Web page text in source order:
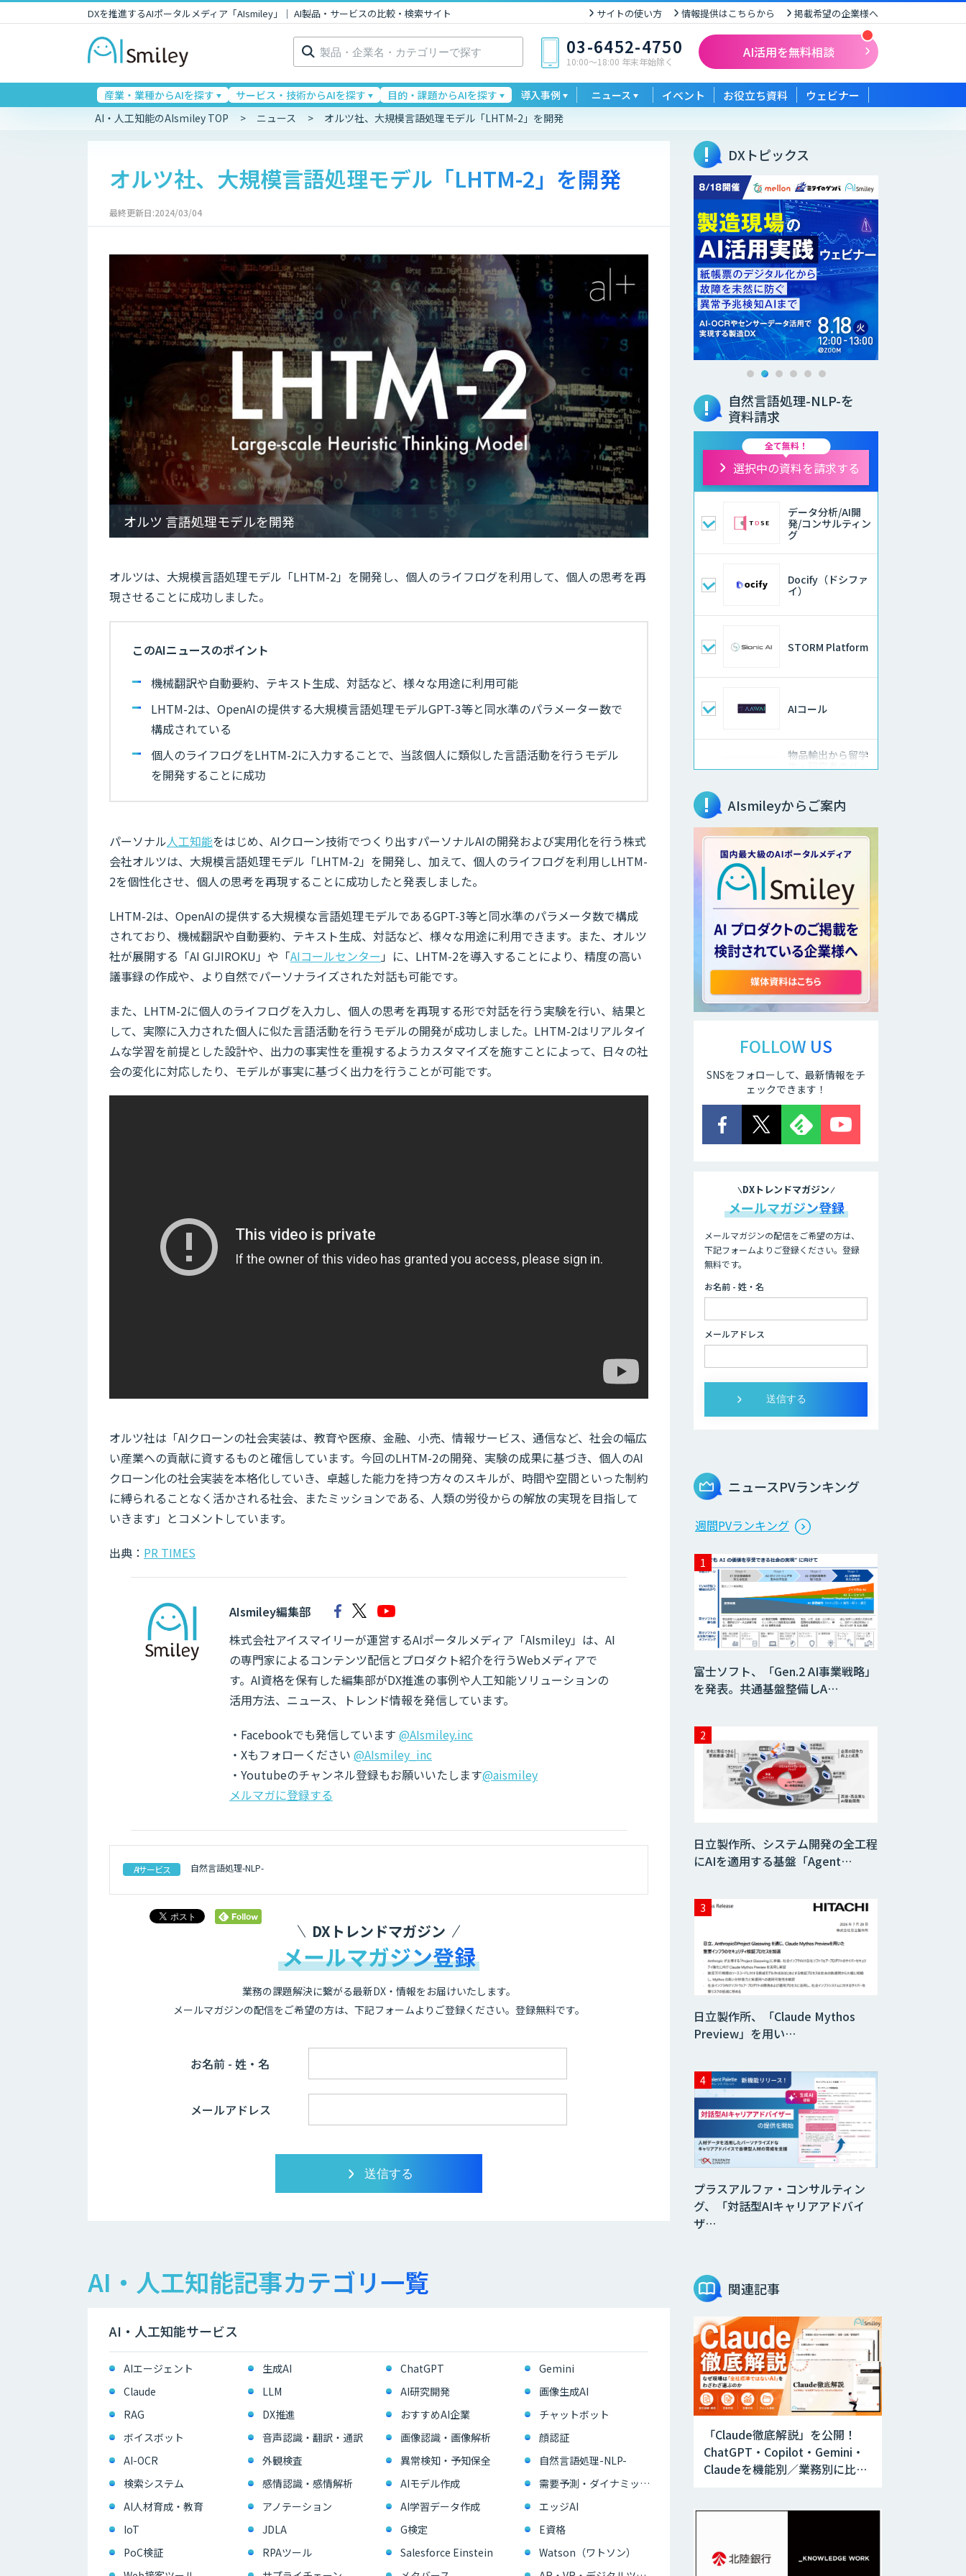
DXを推進するAIポータルメディア「AIsmiley」｜ AI製品・サービスの比較・検索サイト サイトの使い方 情報提供はこちらから 掲載希望の企業様へ
検
索: 03-6452-4750
10:00〜18:00 年末年始除く
AI活用を無料相談
産業・業種からAIを探す サービス・技術からAIを探す 目的・課題からAIを探す 導入事例 ニュース イベント お役立ち資料 ウェビナー
AI・人工知能のAIsmiley TOP ニュース オルツ社、大規模言語処理モデル「LHTM-2」を開発
オルツ社、大規模言語処理モデル「LHTM-2」を開発
最終更新日:2024/03/04
オルツ 言語処理モデルを開発
オルツは、大規模言語処理モデル「LHTM-2」を開発し、個人のライフログを利用して、個人の思考を再
現させることに成功しました。
このAIニュースのポイント
機械翻訳や自動要約、テキスト生成、対話など、様々な用途に利用可能
LHTM-2は、OpenAIの提供する大規模言語処理モデルGPT-3等と同水準のパラメーター数で
構成されている
個人のライフログをLHTM-2に入力することで、当該個人に類似した言語活動を行うモデル
を開発することに成功
パーソナル人工知能をはじめ、AIクローン技術でつくり出すパーソナルAIの開発および実用化を行う株式
会社オルツは、大規模言語処理モデル「LHTM-2」を開発し、加えて、個人のライフログを利用しLHTM-
2を個性化させ、個人の思考を再現することに成功したと発表しました。
LHTM-2は、OpenAIの提供する大規模な言語処理モデルであるGPT-3等と同水準のパラメータ数で構成
されており、機械翻訳や自動要約、テキスト生成、対話など、様々な用途に利用できます。また、オルツ
社が展開する「AI GIJIROKU」や「AIコールセンター」に、LHTM-2を導入することにより、精度の高い
議事録の作成や、より自然でパーソナライズされた対話も可能です。
また、LHTM-2に個人のライフログを入力し、個人の思考を再現する形で対話を行う実験を行い、結果と
して、実際に入力された個人に似た言語活動を行うモデルの開発が成功しました。LHTM-2はリアルタイ
ムな学習を前提とした設計や、出力の事実性を重視するようカスタマイズを施すことによって、日々の社
会の変化に対応したり、モデルが事実に基づく出力を行うことが可能です。
オルツ社は「AIクローンの社会実装は、教育や医療、金融、小売、情報サービス、通信など、社会の幅広
い産業への貢献に資するものと確信しています。今回のLHTM-2の開発、実験の成果に基づき、個人のAI
クローン化の社会実装を本格化していき、卓越した能力を持つ方々のスキルが、時間や空間といった制約
に縛られることなく活かされる社会、またミッションである、人類の労役からの解放の実現を目指して
いきます」とコメントしています。
出典： PR TIMES
AIsmiley編集部
株式会社アイスマイリーが運営するAIポータルメディア「AIsmiley」は、AI
の専門家によるコンテンツ配信とプロダクト紹介を行うWebメディアで
す。AI資格を保有した編集部がDX推進の事例や人工知能ソリューションの
活用方法、ニュース、トレンド情報を発信しています。
・Facebookでも発信しています @AIsmiley.inc
・Xもフォローください @AIsmiley_inc
・Youtubeのチャンネル登録もお願いいたします@aismiley
メルマガに登録する
AIサービス 自然言語処理-NLP-
DXトレンドマガジン
メールマガジン登録
業務の課題解決に繋がる最新DX・情報をお届けいたします。
メールマガジンの配信をご希望の方は、下記フォームよりご登録ください。登録無料です。
お名前 - 姓・名
メールアドレス
AI・人工知能記事カテゴリ一覧
AI・人工知能サービス
AIエージェント 生成AI ChatGPT
Gemini
Claude
LLM AI研究開発
画像生成AI
RAG
DX推進 おすすめAI企業
チャットボット
ボイスボット
音声認識・翻訳・通訳 画像認識・画像解析
顔認証
AI-OCR
外観検査 異常検知・予知保全
自然言語処理-NLP-
検索システム
感情認識・感情解析 AIモデル作成
需要予測・ダイナミックプライシング
AI人材育成・教育
アノテーション AI学習データ作成
エッジAI
IoT
JDLA G検定
E資格
PoC検証
RPAツール Salesforce Einstein
Watson（ワトソン）
DXトピックス
自然言語処理-NLP-を
資料請求
全て無料！
選択中の資料を請求する
データ分析/AI開
発/コンサルティン
グ
Docify（ドシファ
イ）
STORM Platform
AIコール
物品輸出から留学
生・研究者のバッ
AI「TRAFEED」
法人向けAIエージ
ェント「OfficeAI
社員」
埋もれた知見を再
利用可能なデータ
「KIBIT Libria」
異常検知AI
『KISS』
RAGデータ作成ツ
ール
データ構造化ソリ
ューション「DX-
laei」
Episode
AI開発・伴走支
ChatGPTマスタ
「ナレフルチャッ
ト」
DXセカンドオピニ
音声・画像・動画
データセット販
売・収集
KIBIT
Amanogawa
KIBIT Eye
alivorte(アリヴォ
AI・データ活用コ
ンサルティング・
受託開発支援
Annotation
匠KIBIT零
saki-mori
EmmaTools
AI搭載・自動英文
校正ツールTrinka
Sudachi有償サポ
ートサービス
AIsmileyからご案内
FOLLOW US
SNSをフォローして、最新情報をチ
ェックできます！
DXトレンドマガジン
メールマガジン登録
メールマガジンの配信をご希望の方は、
下記フォームよりご登録ください。登録
無料です。
お名前 - 姓・名
メールアドレス
ニュースPVランキング
週間PVランキング
富士ソフト、「Gen.2 AI事業戦略」
を発表。共通基盤整備しA…
日立製作所、システム開発の全工程
にAIを適用する基盤「Agent…
日立製作所、「Claude Mythos
Preview」を用い…
プラスアルファ・コンサルティン
グ、「対話型AIキャリアアドバイ
ザ…
関連記事
「Claude徹底解説」を公開！
ChatGPT・Copilot・Gemini・
Claudeを機能別／業務別に比較